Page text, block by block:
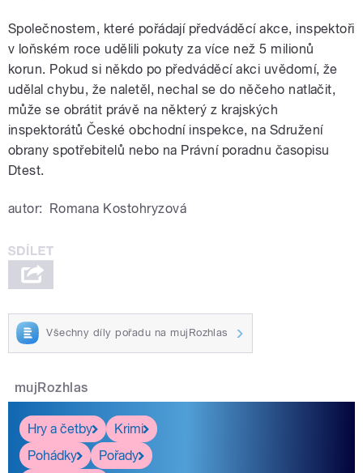
Společnostem, které pořádají předváděcí akce, inspektoři
v loňském roce udělili pokuty za více než 5 milionů
korun. Pokud si někdo po předváděcí akci uvědomí, že
udělal chybu, že naletěl, nechal se do něčeho natlačit,
může se obrátit právě na některý z krajských
inspektorátů České obchodní inspekce, na Sdružení
obrany spotřebitelů nebo na Právní poradnu časopisu
Dtest.
autor: Romana Kostohryzová
Všechny díly pořadu na mujRozhlas
mujRozhlas
Hry a četby
Krimi
Pohádky
Pořady